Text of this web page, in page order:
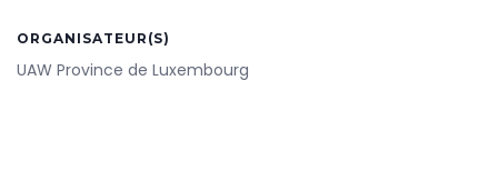
ORGANISATEUR(S)
UAW Province de Luxembourg